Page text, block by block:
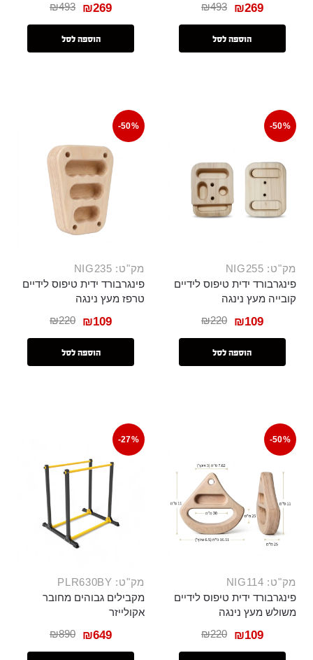
₪493 ₪269
הוספה לסל
₪493 ₪269
הוספה לסל
-50%
מק"ט: NIG255
פינגרבורד ידית טיפוס לידיים
קובייה מעץ נינגה
₪220 ₪109
הוספה לסל
-50%
מק"ט: NIG235
פינגרבורד ידית טיפוס לידיים
טרפז מעץ נינגה
₪220 ₪109
הוספה לסל
-50%
מק"ט: NIG114
פינגרבורד ידית טיפוס לידיים
משולש מעץ נינגה
₪220 ₪109
-27%
מק"ט: PLR630BY
מקבילים גבוהים מחובר
אקולייזר
₪890 ₪649